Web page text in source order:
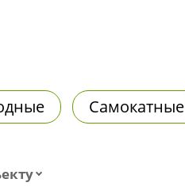
Самокатные